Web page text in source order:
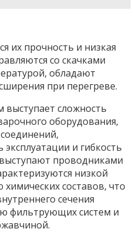
их прочность и низкая
со скачками
обладают
при перегреве.
сложность
оборудования,
и гибкость
проводниками
низкой
составов, что
сечения
фильтрующих систем и